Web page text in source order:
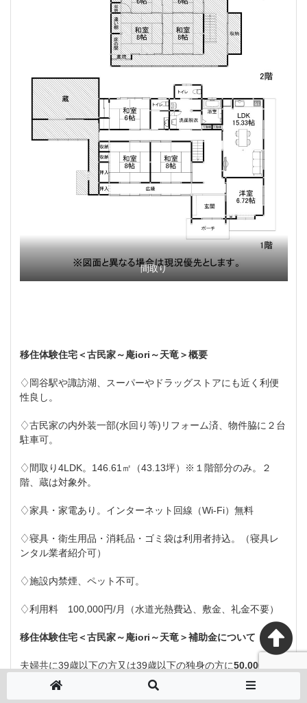
間取り
移住体験住宅＜古民家～庵iori～天竜＞概要
♢岡谷駅や諏訪湖、スーパーやドラッグストアにも近く利便
性良し。
♢古民家の内外装一部(水回り等)リフォーム済、物件脇に２台
駐車可。
♢間取り4LDK。146.61㎡（43.13坪）※１階部分のみ。２
階、蔵は対象外。
♢家具・家電あり。インターネット回線（Wi-Fi）無料
♢寝具・衛生用品・消耗品・ゴミ袋は利用者持込。（寝具レ
ンタル業者紹介可）
♢施設内禁煙、ペット不可。
♢利用料 100,000円/月（水道光熱費込、敷金、礼金不要）
移住体験住宅＜古民家～庵iori～天竜＞補助金について
夫婦共に39歳以下の方又は39歳以下の独身の方に50,000円/月
が岡谷市から利用料の補助金として交付されます。